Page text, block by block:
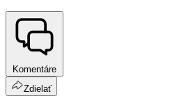
Komentáre
Zdielať